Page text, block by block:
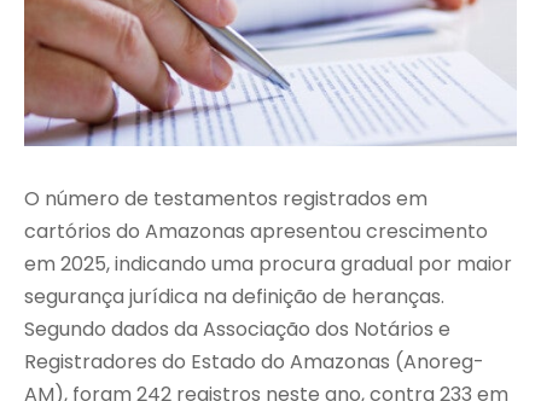
O número de testamentos registrados em
cartórios do Amazonas apresentou crescimento
em 2025, indicando uma procura gradual por maior
segurança jurídica na definição de heranças.
Segundo dados da Associação dos Notários e
Registradores do Estado do Amazonas (Anoreg-
AM), foram 242 registros neste ano, contra 233 em